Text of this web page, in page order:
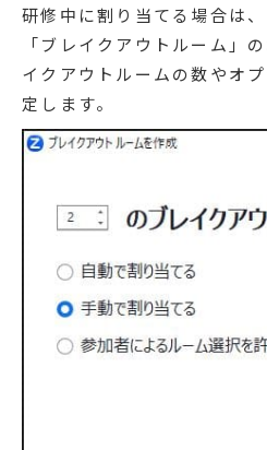
研修中に割り当てる場合は
「ブレイクアウトルーム」
イクアウトルームの数やオ
定します。